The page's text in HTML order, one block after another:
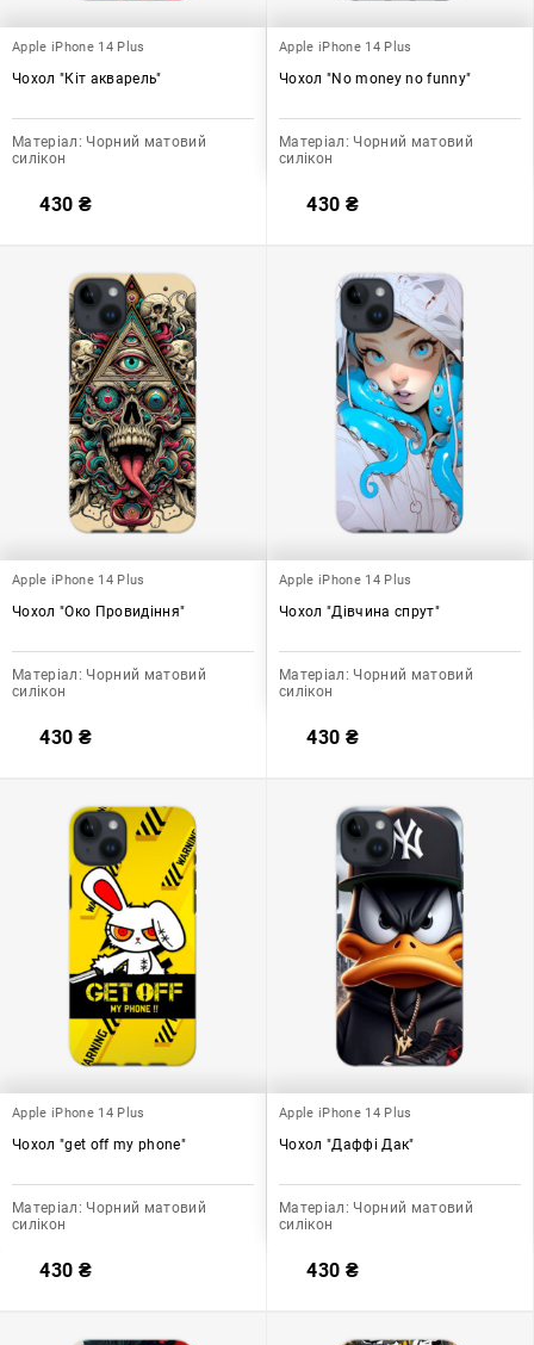
Apple iPhone 14 Plus
Чохол "Кіт акварель"
Матеріал: Чорний матовий
силікон
430 ₴
Apple iPhone 14 Plus
Чохол "No money no funny"
Матеріал: Чорний матовий
силікон
430 ₴
Apple iPhone 14 Plus
Чохол "Око Провидіння"
Матеріал: Чорний матовий
силікон
430 ₴
Apple iPhone 14 Plus
Чохол "Дівчина спрут"
Матеріал: Чорний матовий
силікон
430 ₴
Apple iPhone 14 Plus
Чохол "get off my phone"
Матеріал: Чорний матовий
силікон
430 ₴
Apple iPhone 14 Plus
Чохол "Даффі Дак"
Матеріал: Чорний матовий
силікон
430 ₴